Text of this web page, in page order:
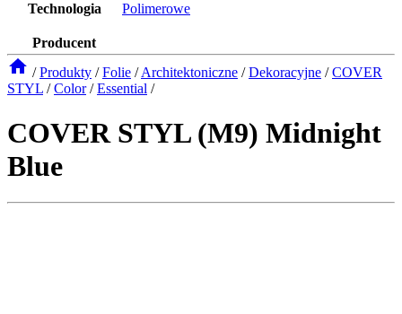
Technologia Polimerowe
Producent
/ Produkty / Folie /Architektoniczne / Dekoracyjne / COVER
STYL / Color / Essential /
COVER STYL (M9) Midnight
Blue